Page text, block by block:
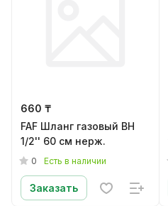
660 ₸
FAF Шланг газовый ВН
1/2'' 60 см нерж.
0 Есть в наличии
Заказать